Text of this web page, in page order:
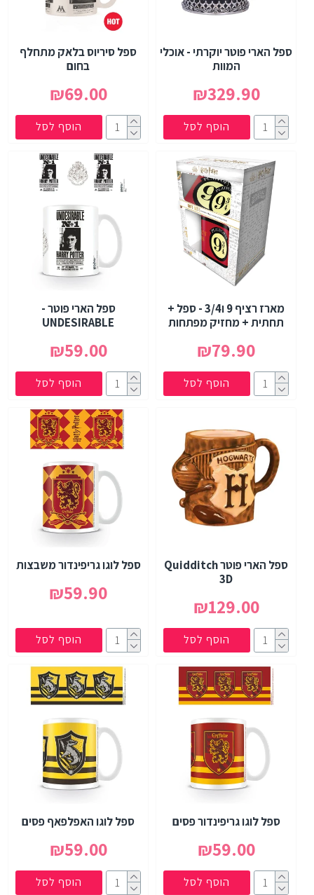
ספל הארי פוטר יוקרתי - אוכלי
המוות
₪329.90
הוסף לסל
ספל סיריוס בלאק מתחלף
בחום
₪69.00
הוסף לסל
מארז רציף 9 ו3/4 - ספל +
תחתית + מחזיק מפתחות
₪79.90
הוסף לסל
ספל הארי פוטר -
UNDESIRABLE
₪59.00
הוסף לסל
ספל הארי פוטר Quidditch
3D
₪129.00
הוסף לסל
ספל לוגו גריפינדור משבצות
₪59.90
הוסף לסל
ספל לוגו גריפינדור פסים
₪59.00
הוסף לסל
ספל לוגו האפלפאף פסים
₪59.00
הוסף לסל